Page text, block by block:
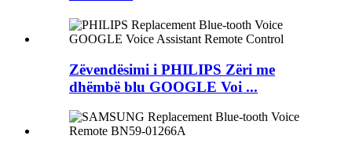
Zëvendësimi i PHILIPS Zëri me
dhëmbë blu GOOGLE Voi ...